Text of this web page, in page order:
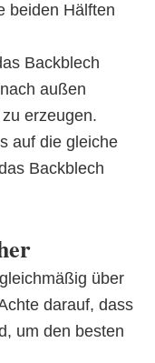
beiden Hälften
Backblech
außen
erzeugen.
auf die gleiche
Backblech
über
darauf, dass
um den besten